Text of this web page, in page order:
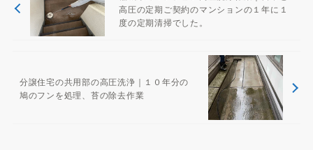
高圧の定期ご契約のマンションの１年に１
度の定期清掃でした。
分譲住宅の共用部の高圧洗浄｜１０年分の
鳩のフンを処理、苔の除去作業